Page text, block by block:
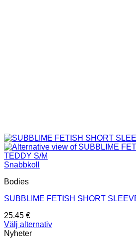
Snabbkoll
Bodies
SUBBLIME FETISH SHORT
25.45 €
Välj alternativ
Den
Nyheter